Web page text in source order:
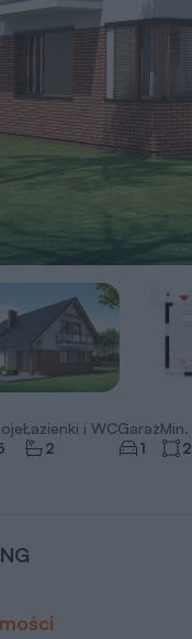
Łazienki i WC
2
Garaż
1
Min.